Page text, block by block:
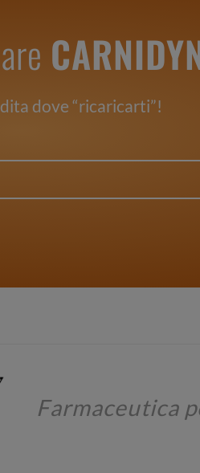
dove “ricaricarti”!
Farmaceutica